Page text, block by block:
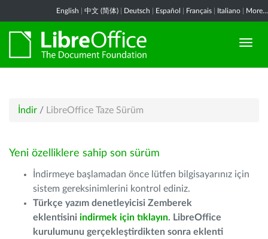
English 中文 (简体) Deutsch Español Français Italiano More...
İndir / LibreOffice Taze Sürüm
Yeni özelliklere sahip son sürüm
İndirmeye başlamadan önce lütfen bilgisayarınız için
sistem gereksinimlerini kontrol ediniz.
Türkçe yazım denetleyicisi Zemberek
eklentisini indirmek için tıklayın. LibreOffice
kurulumunu gerçekleştirdikten sonra eklenti